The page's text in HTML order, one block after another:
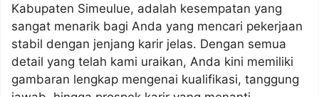
Kabupaten Simeulue, adalah kesempatan yang
sangat menarik bagi Anda yang mencari pekerjaan
stabil dengan jenjang karir jelas. Dengan semua
detail yang telah kami uraikan, Anda kini memiliki
gambaran lengkap mengenai kualifikasi, tanggung